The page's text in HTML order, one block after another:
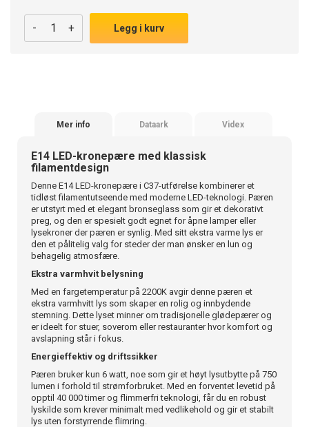
- + Legg i kurv
Mer info Dataark Videx
E14 LED-kronepære med klassisk
filamentdesign
Denne E14 LED-kronepære i C37-utførelse kombinerer et
tidløst filamentutseende med moderne LED-teknologi. Pæren
er utstyrt med et elegant bronseglass som gir et dekorativt
preg, og den er spesielt godt egnet for åpne lamper eller
lysekroner der pæren er synlig. Med sitt ekstra varme lys er
den et pålitelig valg for steder der man ønsker en lun og
behagelig atmosfære.
Ekstra varmhvit belysning
Med en fargetemperatur på 2200K avgir denne pæren et
ekstra varmhvitt lys som skaper en rolig og innbydende
stemning. Dette lyset minner om tradisjonelle glødepærer og
er ideelt for stuer, soverom eller restauranter hvor komfort og
avslapning står i fokus.
Energieffektiv og driftssikker
Pæren bruker kun 6 watt, noe som gir et høyt lysutbytte på 750
lumen i forhold til strømforbruket. Med en forventet levetid på
opptil 40 000 timer og flimmerfri teknologi, får du en robust
lyskilde som krever minimalt med vedlikehold og gir et stabilt
lys uten forstyrrende flimring.